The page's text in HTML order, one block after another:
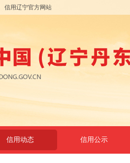
信用辽宁官方网站
信用动态 信用公示